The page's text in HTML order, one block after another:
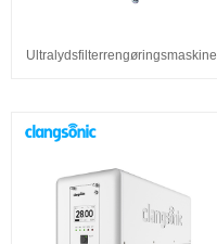
Ultralydsfilterrengøringsmaskine